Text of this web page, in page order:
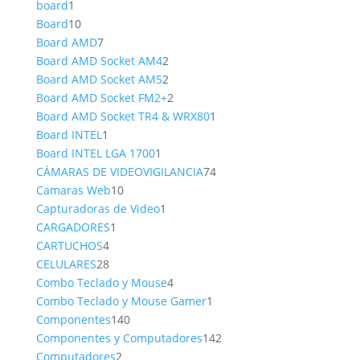
board1
producto
Board1010
productos
Board AMD77
productos
Board AMD Socket AM422
productos
Board AMD Socket AM522
productos
Board AMD Socket FM2+22
productos
Board AMD Socket TR4 & WRX801
Board INTEL1
producto
Board INTEL LGA 17001
producto
CÁMARAS DE VIDEOVIGILANCIA7474
Camaras Web1010
productos
Capturadoras de Video1
CARGADORES1
CARTUCHOS44
productos
CELULARES2828
productos
Combo Teclado y Mouse44
productos
Combo Teclado y Mouse Gamer1
Componentes140140
productos
Componentes y Computadores142142
Computadores22